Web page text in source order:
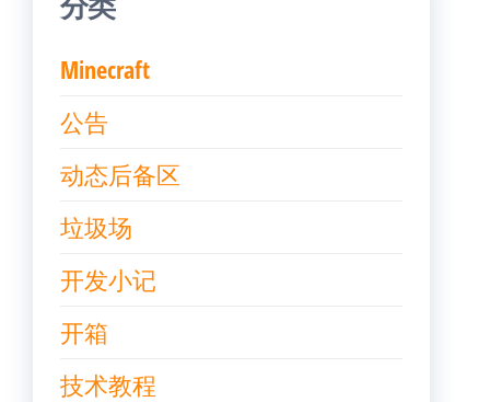
Minecraft
公告
动态后备区
垃圾场
开发小记
开箱
技术教程